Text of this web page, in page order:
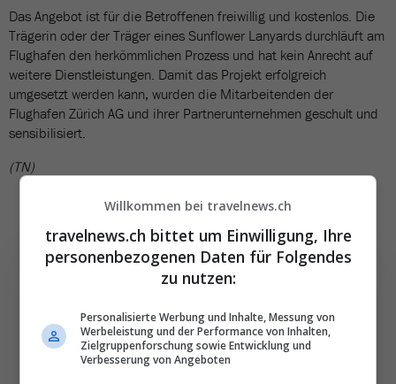
Das Angebot ist für die Betroffenen freiwillig und kostenlos. Die
Trägerin oder der Träger eines Sunflower Lanyards durchläuft am
Flughafen den herkömmlichen Prozess und hat kein Anrecht auf
weitere Dienstleistungen. Damit das Projekt erfolgreich
umgesetzt werden kann, wurden die Mitarbeitenden der
Flughafen Zürich AG und ihrer Partnerunternehmen geschult und
sensibilisiert.
(TN)
Die wichtigsten und
besten News direkt in
Willkommen bei travelnews.ch
travelnews.ch bittet um Einwilligung, Ihre
personenbezogenen Daten für Folgendes
zu nutzen:
Personalisierte Werbung und Inhalte, Messung von
Werbeleistung und der Performance von Inhalten,
Zielgruppenforschung sowie Entwicklung und
Verbesserung von Angeboten